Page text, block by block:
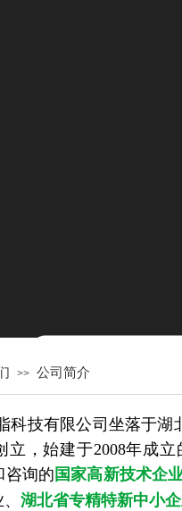
>> 公司简介
科技有限公司坐落于
立，始建于2008年成
咨询的国家高新技术企
湖北省专精特新中小